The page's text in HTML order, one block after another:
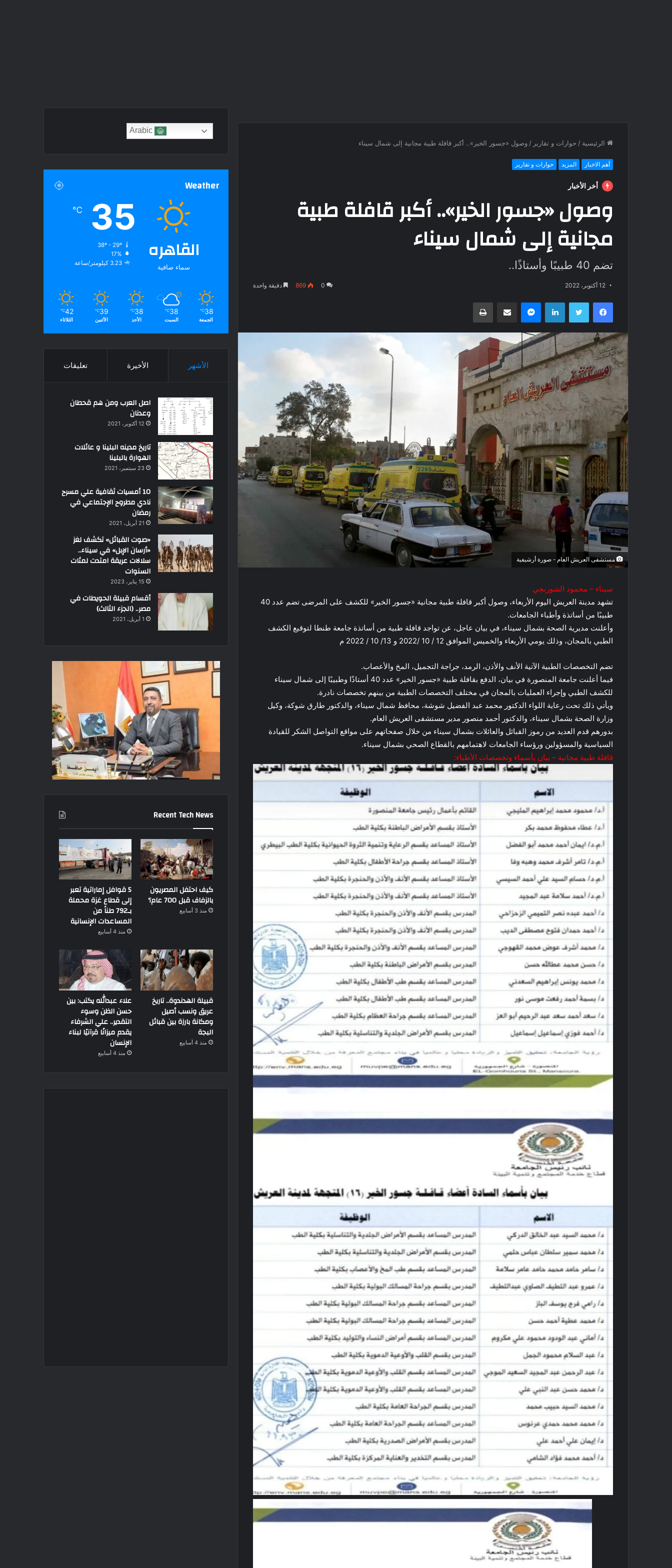
الرئيسية / حوارات و تقارير / وصول «جسور الخير».. أكبر قافلة طبية مجانية إلى شمال سيناء
أهم الاخبار المزيد حوارات و تقارير
أخر الأخبار
وصول «جسور الخير».. أكبر قافلة طبية
مجانية إلى شمال سيناء
تضم 40 طبيبًا وأستاذًا..
12 أكتوبر، 2022 0
869 دقيقة واحدة
فيسبوك تويتر لينكدإن ماسنجر مشاركة عبر البريد طباعة
مستشفى العريش العام - صورة أرشيفية
سيناء – محمود الشوربجي
تشهد مدينة العريش اليوم الأربعاء، وصول أكبر قافلة طبية مجانية «جسور الخير» للكشف على المرضى تضم عدد 40
طبيبًا من أساتذة وأطباء الجامعات.
وأعلنت مديرية الصحة بشمال سيناء، في بيان عاجل، عن تواجد قافلة طبية من أساتذة جامعة طنطا لتوقيع الكشف
الطبي بالمجان، وذلك يومي الأربعاء والخميس الموافق 12 / 10 /2022 و 13/ 10 / 2022 م
تضم التخصصات الطبية الآتية الأنف والأذن، الرمد، جراجة التجميل، المخ والأعصاب.
فيما أعلنت جامعة المنصورة في بيان، الدفع بقافلة طبية «جسور الخير» عدد 40 أستاذًا وطبيبًا إلى شمال سيناء
للكشف الطبي وإجراء العمليات بالمجان في مختلف التخصصات الطبية من بينهم تخصصات نادرة.
ويأتي ذلك تحت رعاية اللواء الدكتور محمد عبد الفضيل شوشة، محافظ شمال سيناء، والدكتور طارق شوكة، وكيل
وزارة الصحة بشمال سيناء، والدكتور أحمد منصور مدير مستشفى العريش العام.
بدورهم قدم العديد من رموز القبائل والعائلات بشمال سيناء من خلال صفحاتهم على مواقع التواصل الشكر للقيادة
السياسية والمسؤولين ورؤساء الجامعات لاهتمامهم بالقطاع الصحي بشمال سيناء.
قافلة طبية مجانية – بيان بأسماء وتخصصات الأطباء:
Arabic
Weather
القاهره
سماء صافية
35
℃
38º - 29º
17%
3.23 كيلومتر/ساعة
38
℃
الجمعة
38
℃
السبت
38
℃
الأحد
39
℃
الأثنين
42
℃
الثلاثاء
الأشهر الأخيرة تعليقات
اصل العرب ومن هم قحطان
وعدنان
12 أكتوبر، 2021
تاريخ مدينه البلينا و عائلات
الهوارة بالبلينا
23 سبتمبر، 2021
10 أمسيات ثقافية علي مسرح
نادي مطروح الإجتماعي في
رمضان
21 أبريل، 2021
«صوت القبائل» تكشف لغز
«أرسان الإبل» في سيناء..
سلالات عريقة امتدت لمئات
السنوات
15 يناير، 2023
أقسام قبيلة الحويطات في
مصر.. (الجزء الثالث)
1 أبريل، 2021
Recent Tech News
كيف احتفل المصريون
بالزفاف قبل 700 عام؟
منذ 3 أسابيع
5 قوافل إماراتية تعبر
إلى قطاع غزة محملة
بـ792 طناً من
المساعدات الإنسانية
منذ 4 أسابيع
قبيلة الهدندوة.. تاريخ
عريق ونسب أصيل
ومكانة بارزة بين قبائل
البجة
منذ 4 أسابيع
علاء عبدالله يكتب: بين
حسن الظن وسوء
التقدير.. علي الشرفاء
يقدم ميزانًا قرآنيًا لبناء
الإنسان
منذ 4 أسابيع